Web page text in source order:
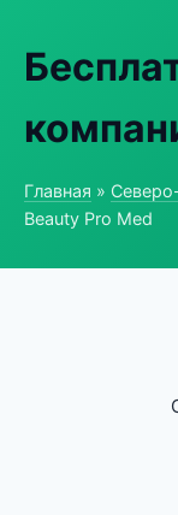
Главная »
Beauty Pro Med